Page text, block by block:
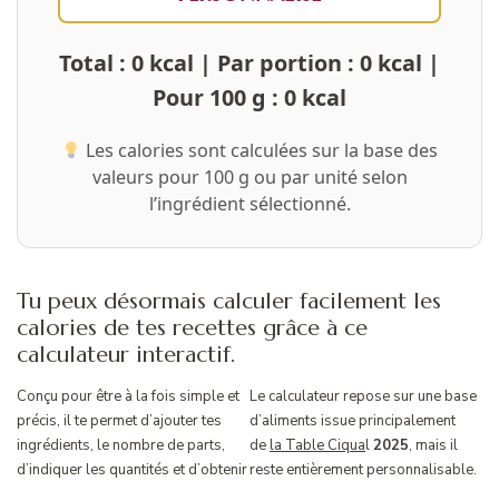
Total : 0 kcal | Par portion : 0 kcal |
Pour 100 g : 0 kcal
Les calories sont calculées sur la base des
valeurs pour 100 g ou par unité selon
l’ingrédient sélectionné.
Tu peux désormais calculer facilement les
calories de tes recettes grâce à ce
calculateur interactif.
Conçu pour être à la fois simple et
précis, il te permet d’ajouter tes
ingrédients, le nombre de parts,
d’indiquer les quantités et d’obtenir
Le calculateur repose sur une base
d’aliments issue principalement
dela Table Ciqual2025, mais il
reste entièrement personnalisable.